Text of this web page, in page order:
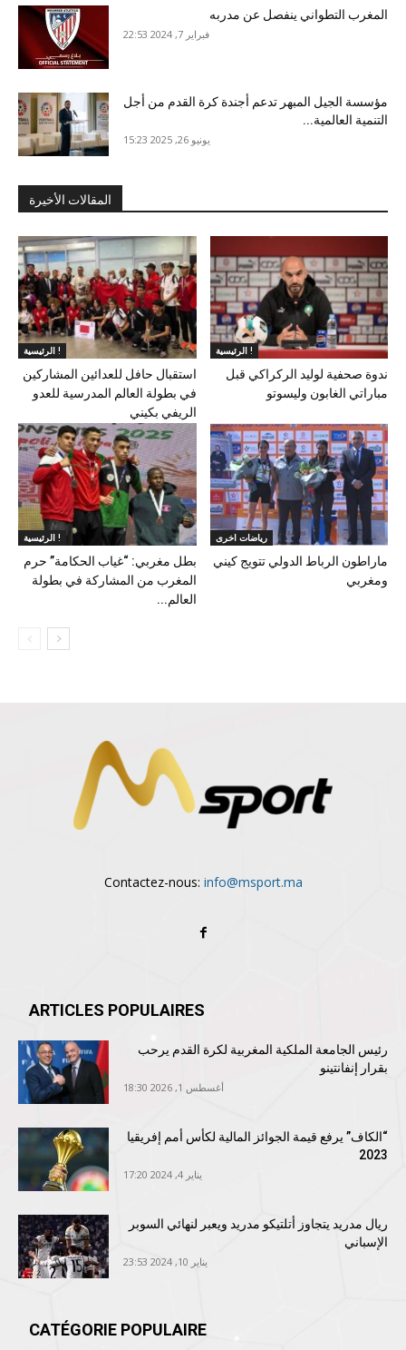
المغرب التطواني ينفصل عن مدربه
فبراير 7, 2024 22:53
مؤسسة الجيل المبهر تدعم أجندة كرة القدم من أجل
التنمية العالمية...
يونيو 26, 2025 15:23
المقالات الأخيرة
الرئيسية !
استقبال حافل للعدائين المشاركين
في بطولة العالم المدرسية للعدو
الريفي بكيني
الرئيسية !
ندوة صحفية لوليد الركراكي قبل
مباراتي الغابون وليسوتو
الرئيسية !
بطل مغربي: “غياب الحكامة” حرم
المغرب من المشاركة في بطولة
العالم...
رياضات اخرى
ماراطون الرباط الدولي تتويج كيني
ومغربي
Contactez-nous: info@msport.ma
ARTICLES POPULAIRES
رئيس الجامعة الملكية المغربية لكرة القدم يرحب
بقرار إنفانتينو
أغسطس 1, 2026 18:30
“الكاف” يرفع قيمة الجوائز المالية لكأس أمم إفريقيا
2023
يناير 4, 2024 17:20
ريال مدريد يتجاوز أتلتيكو مدريد ويعبر لنهائي السوبر
الإسباني
يناير 10, 2024 23:53
CATÉGORIE POPULAIRE